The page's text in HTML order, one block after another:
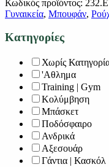
Κωδικός προϊόντος:
Γυναικεία, Μπουφάν,
Κατηγορίες
Χωρίς
'Αθλημα
Training | Gym
Κολύμβηση
Μπάσκετ
Ποδόσφαιρο
Ανδρικά
Αξεσουάρ
Γάντια | Κασκόλ